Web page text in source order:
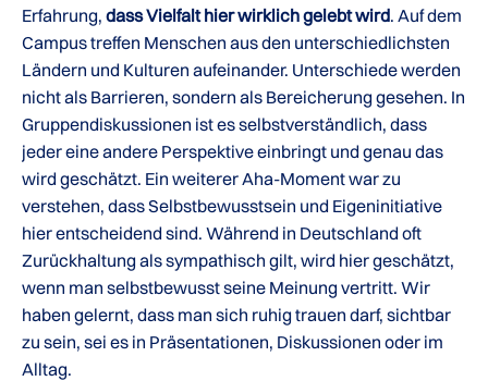
Erfahrung, dass Vielfalt hier wirklich gelebt wird. Auf dem
Campus treffen Menschen aus den unterschiedlichsten
Ländern und Kulturen aufeinander. Unterschiede werden
nicht als Barrieren, sondern als Bereicherung gesehen. In
Gruppendiskussionen ist es selbstverständlich, dass
jeder eine andere Perspektive einbringt und genau das
wird geschätzt. Ein weiterer Aha-Moment war zu
verstehen, dass Selbstbewusstsein und Eigeninitiative
hier entscheidend sind. Während in Deutschland oft
Zurückhaltung als sympathisch gilt, wird hier geschätzt,
wenn man selbstbewusst seine Meinung vertritt. Wir
haben gelernt, dass man sich ruhig trauen darf, sichtbar
zu sein, sei es in Präsentationen, Diskussionen oder im
Alltag.